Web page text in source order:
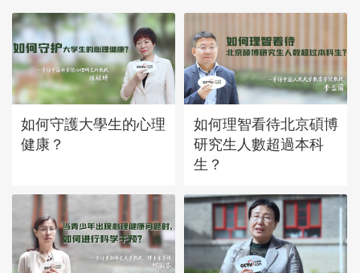
如何守護大學生的心理
健康？
如何理智看待北京碩博
研究生人數超過本科
生？